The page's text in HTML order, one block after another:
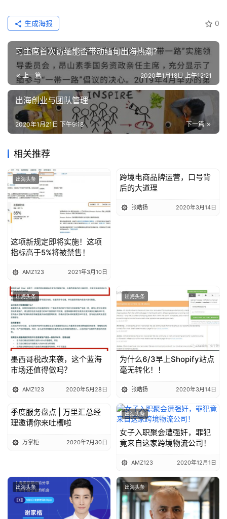
0
生成海报
习主席首次访缅能否带动缅甸出海热潮？
上一篇 2020年1月18日 上午12:21
出海创业与团队管理
下一篇
2020年1月21日 下午9:18
相关推荐
出海头条
这项新规定即将实施！这项
指标高于5%将被禁售！
AMZ123 2021年3月10日
出海头条
跨境电商品牌运营，口号背
后的大道理
张皓扬 2020年3月14日
出海头条
墨西哥税改来袭，这个蓝海
市场还值得做吗？
AMZ123 2020年5月28日
出海头条
为什么6/3早上Shopify站点
毫无转化！！
张皓扬 2020年3月14日
出海头条
季度服务盘点 | 万里汇总经
理邀请你来吐槽啦
万掌柜 2020年7月30日
出海头条
女子入职聚会遭强奸，罪犯
竟来自这家跨境物流公司！
AMZ123 2020年12月1日
出海头条 出海头条